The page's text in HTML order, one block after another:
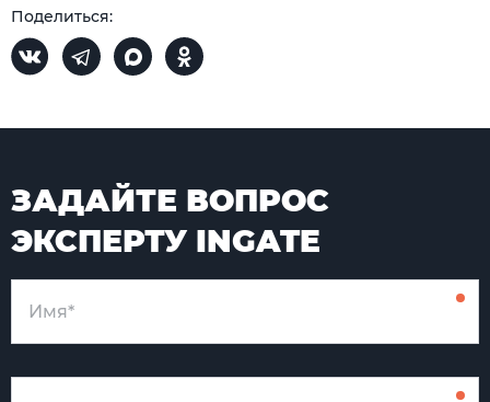
Поделиться:
ЗАДАЙТЕ ВОПРОС
ЭКСПЕРТУ INGATE